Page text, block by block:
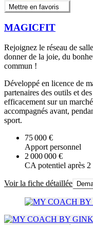
Mettre en favoris
MAGICFIT
Rejoignez le réseau de
donner de la joie, du
commun !
Développé en licence de
partenaires des outils et
efficacement sur un
accompagnés avant,
sport.
75 000 €
Apport personnel
2 000 000 €
CA potentiel après 2
Voir la fiche détaillée